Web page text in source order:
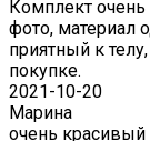
Комплект очень
фото, материал
приятный к
покупке.
2021-10-20
Марина
очень